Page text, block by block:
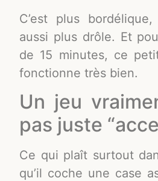
C’est plus
aussi plus drôle. Et
de 15 minutes, ce
fonctionne très bien.
Un jeu
pas juste
Ce qui plaît surtout
qu’il coche une case